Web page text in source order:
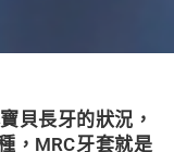
貝長牙的狀況，
，MRC牙套就是